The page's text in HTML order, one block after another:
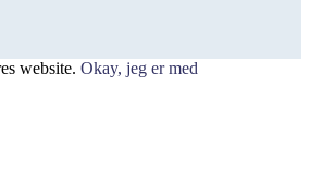
website. Okay, jeg er med